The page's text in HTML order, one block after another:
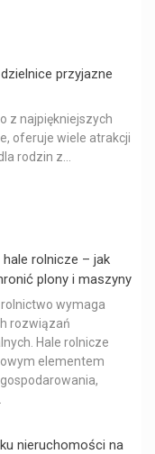
przyjazne
z najpiękniejszych
oferuje wiele atrakcji
rodzin z...
rolnicze – jak
plony i maszyny
rolnictwo wymaga
rozwiązań
Hale rolnicze
elementem
nieruchomości na